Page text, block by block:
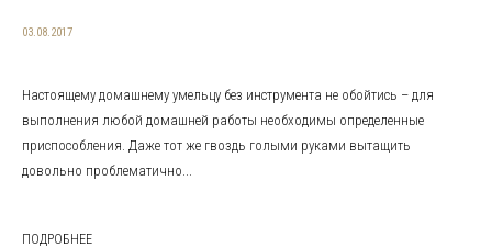
03.08.2017
Настоящему домашнему умельцу без инструмента не обойтись – для
выполнения любой домашней работы необходимы определенные
приспособления. Даже тот же гвоздь голыми руками вытащить
довольно проблематично...
ПОДРОБНЕЕ